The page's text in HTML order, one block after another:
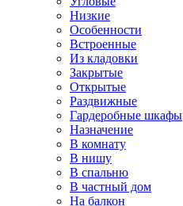
Низкие
Особенности
Встроенные
Из кладовки
Закрытые
Открытые
Раздвижные
Гардеробные шкафы
Назначение
В комнату
В нишу
В спальню
В частный дом
На балкон